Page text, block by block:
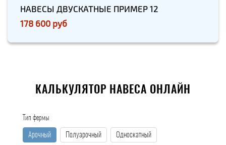
НАВЕСЫ ДВУСКАТНЫЕ ПРИМЕР 12
178 600 руб
КАЛЬКУЛЯТОР НАВЕСА ОНЛАЙН
Тип фермы
Арочный Полуарочный Односкатный